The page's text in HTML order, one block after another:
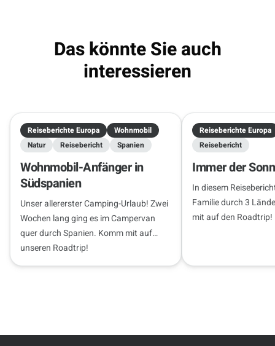
Das könnte Sie auch
interessieren
Reiseberichte Europa
Wohnmobil
Natur
Reisebericht Spanien
Wohnmobil-Anfänger in
Südspanien
Unser allererster Camping-Urlaub! Zwei
Wochen lang ging es im Campervan
quer durch Spanien. Komm mit auf
unseren Roadtrip!
Reiseberichte Europa
Reisebericht
Immer der
In diesem
Familie durch 3
mit auf den Roadtrip!